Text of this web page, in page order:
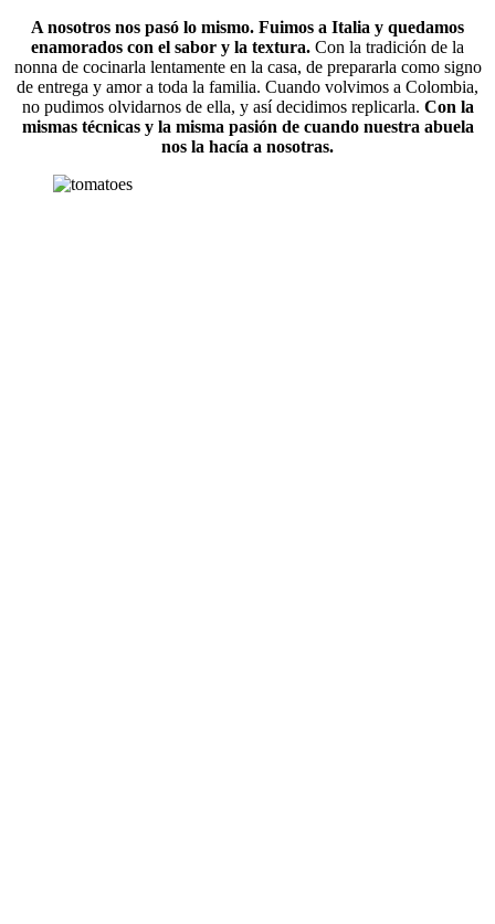
A nosotros nos pasó lo mismo. Fuimos a Italia y quedamos
enamorados con el sabor y la textura. Con la tradición de la
nonna de cocinarla lentamente en la casa, de prepararla como signo
de entrega y amor a toda la familia. Cuando volvimos a Colombia,
no pudimos olvidarnos de ella, y así decidimos replicarla. Con la
mismas técnicas y la misma pasión de cuando nuestra abuela
nos la hacía a nosotras.